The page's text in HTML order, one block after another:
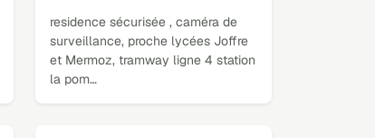
residence sécurisée , caméra de
surveillance, proche lycées Joffre
et Mermoz, tramway ligne 4 station
la pom…